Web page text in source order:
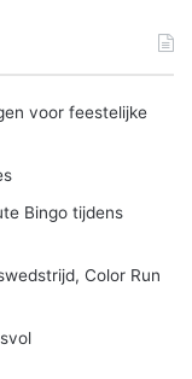
voor feestelijke
Bingo tijdens
Color Run